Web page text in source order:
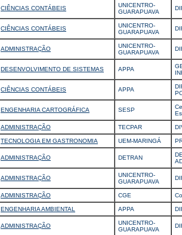
CIÊNCIAS CONTÁBEIS
UNICENTRO-
GUARAPUAVA
CIÊNCIAS CONTÁBEIS
UNICENTRO-
GUARAPUAVA
ADMINISTRAÇÃO
UNICENTRO-
GUARAPUAVA
DESENVOLVIMENTO DE SISTEMAS APPA
CIÊNCIAS CONTÁBEIS APPA
ENGENHARIA CARTOGRÁFICA SESP
ADMINISTRAÇÃO TECPAR
TECNOLOGIA EM GASTRONOMIA UEM-MARINGÁ
ADMINISTRAÇÃO DETRAN
ADMINISTRAÇÃO
UNICENTRO-
GUARAPUAVA
ADMINISTRAÇÃO CGE
ENGENHARIA AMBIENTAL APPA
ADMINISTRAÇÃO
UNICENTRO-
GUARAPUAVA